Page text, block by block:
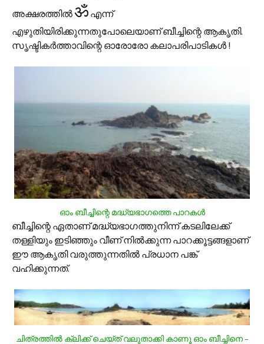
അക്ഷരത്തില്‍ॐ എന്ന്
എഴുതിയിരിക്കുന്നതുപോലെയാണ് ബീച്ചിന്റെ ആകൃതി.
സൃഷ്ടികര്‍ത്താവിന്റെ ഓരോരോ കലാപരിപാടികള്‍ !
ഓം ബീച്ചിന്റെ മദ്ധ്യഭാഗത്തെ പാറകള്‍
ബീച്ചിന്റെ ഏതാണ് മദ്ധ്യഭാഗത്തുനിന്ന് കടലിലേക്ക്
തള്ളിയും ഇടിഞ്ഞും വീണ് നില്‍ക്കുന്ന പാറക്കൂട്ടങ്ങളാണ്
ഈ ആകൃതി വരുത്തുന്നതില്‍ പ്രധാന പങ്ക്
വഹിക്കുന്നത്.
ചിത്രത്തില്‍ ക്ലിക്ക് ചെയ്ത് വലുതാക്കി കാണൂ ഓം ബീച്ചിനെ –